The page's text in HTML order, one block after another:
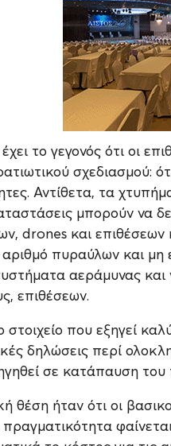
έχει το γεγονός ότι οι
σχεδιασμού:
Αντίθετα, τα
μπορούν να
drones και
αριθμό πυραύλων και
αεράμυνας και
επιθέσεων.
στοιχείο που εξηγεί
δηλώσεις περί
σε κατάπαυση του
θέση ήταν ότι οι